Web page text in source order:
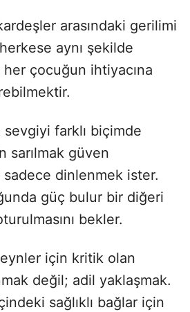
arasındaki gerilimi
aynı şekilde
çocuğun ihtiyacına
farklı biçimde
sarılmak güven
dinlenmek ister.
güç bulur bir diğeri
bekler.
için kritik olan
değil; adil yaklaşmak.
sağlıklı bağlar için